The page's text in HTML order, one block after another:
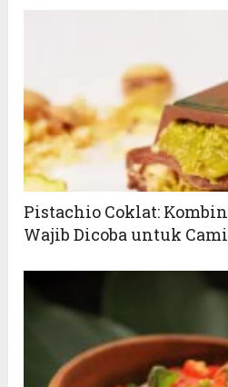
Pistachio Coklat:
Wajib Dicoba untuk